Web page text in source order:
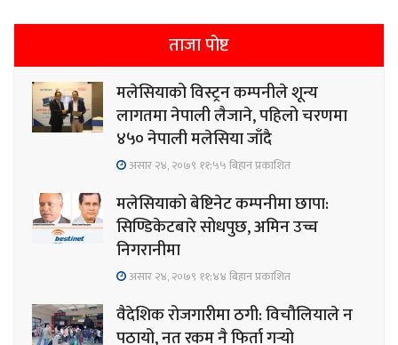
ताजा पोष्ट
मलेसियाको विस्ट्रन कम्पनीले शून्य
लागतमा नेपाली लैजाने, पहिलो चरणमा
४५० नेपाली मलेसिया जाँदै
असार २४, २०७९ ११;५५ बिहान प्रकाशित
मलेसियाको बेष्टिनेट कम्पनीमा छापा:
सिण्डिकेटबारे सोधपुछ, अमिन उच्च
निगरानीमा
असार २४, २०७९ ११;४४ बिहान प्रकाशित
वैदेशिक रोजगारीमा ठगी: विचौलियाले न
पठायो, नत रकम नै फिर्ता गर्‍यो